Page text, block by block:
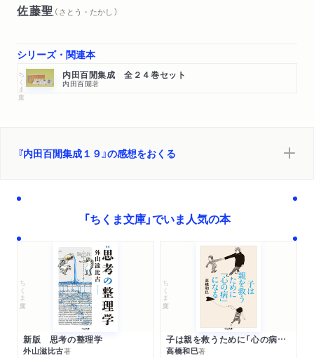
佐藤聖 （ さとう・たかし ）
シリーズ・関連本
ちくま文庫 内田百閒集成 全２４巻セット
内田百閒著
『内田百閒集成１９』の感想をおくる
「ちくま文庫」でいま人気の本
ちくま文庫
新版 思考の整理学
外山滋比古著
ちくま文庫
子は親を救うために「心の病」になる
高橋和巳著